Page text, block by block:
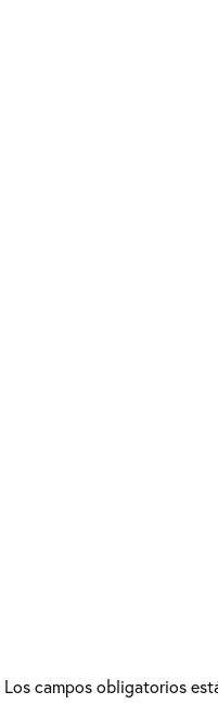
Los campos obligatorios